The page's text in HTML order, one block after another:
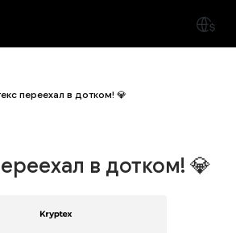
переехал в дотком! 💎
в дотком! 💎